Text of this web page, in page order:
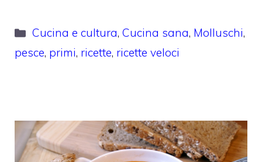
Categorie
Cucina e cultura,Cucina sana, Molluschi,
pesce, primi, ricette, ricette veloci